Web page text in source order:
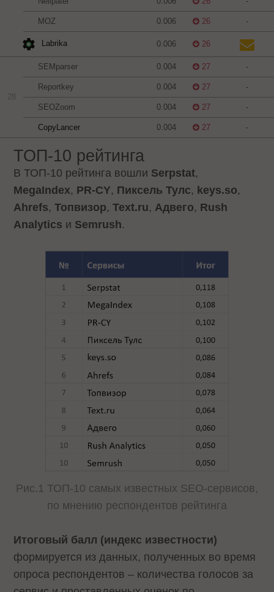
MOZ 0.006 26 -
Labrika 0.006 26
28
SEMparser 0.004 27 -
Reportkey 0.004 27 -
SEOZoom 0.004 27 -
CopyLancer 0.004 27 -
ТОП-10 рейтинга
В ТОП-10 рейтинга вошли Serpstat,
MegaIndex, PR-CY, Пиксель Тулс, keys.so,
Ahrefs,Топвизор,Text.ru, Адвего, Rush
Analytics и Semrush.
Рис.1 ТОП-10 самых известных SEO-сервисов,
по мнению респондентов рейтинга
Итоговый балл (индекс известности)
формируется из данных, полученных во время
опроса респондентов – количества голосов за